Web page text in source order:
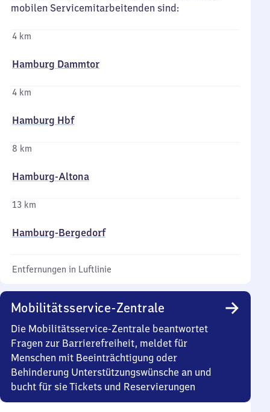
mobilen Servicemitarbeitenden sind:
4 km
Hamburg Dammtor
4 km
Hamburg Hbf
8 km
Hamburg-Altona
13 km
Hamburg-Bergedorf
Entfernungen in Luftlinie
Mobilitätsservice-Zentrale
Die Mobilitätsservice-Zentrale beantwortet
Fragen zur Barrierefreiheit, meldet für
Menschen mit Beeinträchtigung oder
Behinderung Unterstützungswünsche an und
bucht für sie Tickets und Reservierungen